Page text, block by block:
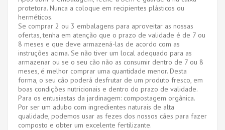
protetora. Nunca a coloque em recipientes plásticos ou
herméticos.
Se comprar 2 ou 3 embalagens para aproveitar as nossas
ofertas, tenha em atenção que o prazo de validade é de 7 ou
8 meses e que deve armazená-las de acordo com as
instruções acima. Se não tiver um local adequado para as
armazenar ou se o seu cão não as consumir dentro de 7 ou 8
meses, é melhor comprar uma quantidade menor. Desta
forma, o seu cão poderá desfrutar de um produto fresco, em
boas condições nutricionais e dentro do prazo de validade.
Para os entusiastas da jardinagem: compostagem orgânica.
Por ser um adubo com ingredientes naturais de alta
qualidade, podemos usar as fezes dos nossos cães para fazer
composto e obter um excelente fertilizante.